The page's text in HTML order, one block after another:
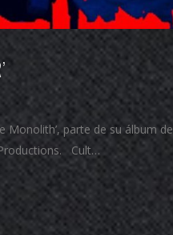
Monolith’, parte de su álbum
Productions. Cult…